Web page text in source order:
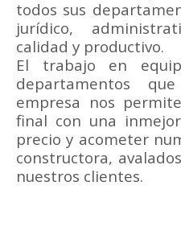
todos sus
jurídico,
calidad y productivo.
El trabajo en
departamentos
empresa nos
final con una
precio y acometer
constructora,
nuestros clientes.